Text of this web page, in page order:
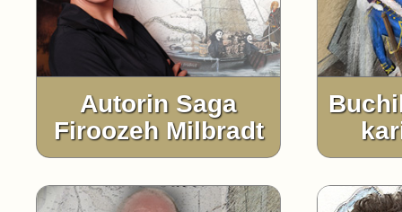
Autorin Saga
Firoozeh Milbradt